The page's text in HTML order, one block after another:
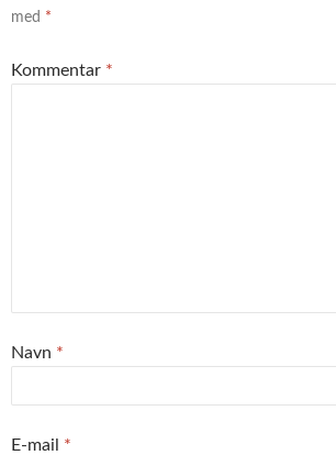
med *
Kommentar *
Navn *
E-mail *